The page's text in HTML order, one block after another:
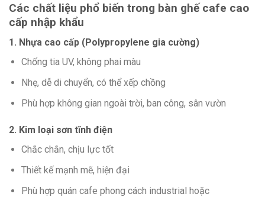
Các chất liệu phổ biến trong bàn ghế cafe cao
cấp nhập khẩu
1. Nhựa cao cấp (Polypropylene gia cường)
Chống tia UV, không phai màu
Nhẹ, dễ di chuyển, có thể xếp chồng
Phù hợp không gian ngoài trời, ban công, sân vườn
2. Kim loại sơn tĩnh điện
Chắc chắn, chịu lực tốt
Thiết kế mạnh mẽ, hiện đại
Phù hợp quán cafe phong cách industrial hoặc